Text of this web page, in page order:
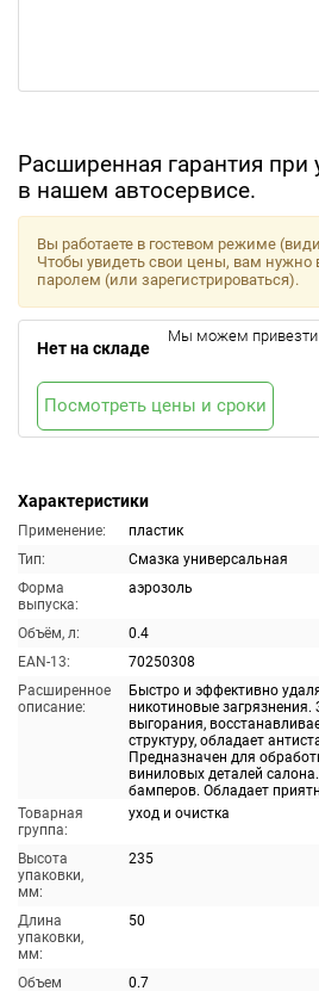
Расширенная гарантия при
в нашем автосервисе.
Характеристики
Применение:
пластик
Тип:
Смазка универсальная
Форма
выпуска:
аэрозоль
Объём, л:
0.4
EAN-13:
70250308
Расширенное
описание:
Быстро и эффективно
никотиновые
выгорания,
структуру, обладает
Предназначен для
виниловых деталей
бамперов. Обладает
Товарная
группа:
уход и очистка
Высота
упаковки,
мм:
235
Длина
упаковки,
мм:
50
Объем
0.7
Вы работаете в гостевом режиме
Чтобы увидеть свои цены, вам нужно
паролем (или зарегистрироваться).
Нет на складе
Мы можем привезти
Посмотреть цены и сроки